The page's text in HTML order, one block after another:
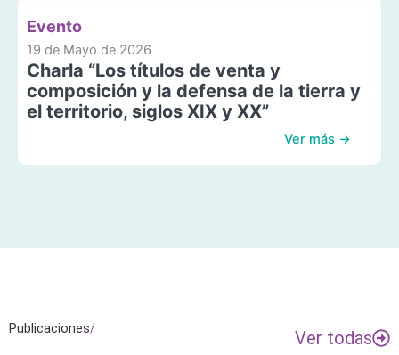
Evento
19 de Mayo de 2026
Charla “Los títulos de venta y
composición y la defensa de la tierra y
el territorio, siglos XIX y XX”
Ver más →
Publicaciones/ Ver todas